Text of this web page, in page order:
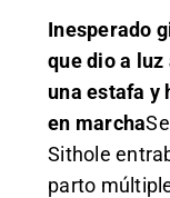
Inesperado
que dio a luz
una estafa y
en marcha
Sithole
parto